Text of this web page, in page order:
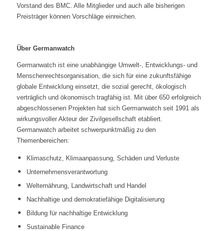
Vorstand des BMC. Alle Mitglieder und auch alle bisherigen
Preisträger können Vorschläge einreichen.
Über Germanwatch
Germanwatch ist eine unabhängige Umwelt-, Entwicklungs- und
Menschenrechtsorganisation, die sich für eine zukunftsfähige
globale Entwicklung einsetzt, die sozial gerecht, ökologisch
verträglich und ökonomisch tragfähig ist. Mit über 650 erfolgreich
abgeschlossenen Projekten hat sich Germanwatch seit 1991 als
wirkungsvoller Akteur der Zivilgesellschaft etabliert.
Germanwatch arbeitet schwerpunktmäßig zu den
Themenbereichen:
Klimaschutz, Klimaanpassung, Schäden und Verluste
Unternehmensverantwortung
Welternährung, Landwirtschaft und Handel
Nachhaltige und demokratiefähige Digitalisierung
Bildung für nachhaltige Entwicklung
Sustainable Finance